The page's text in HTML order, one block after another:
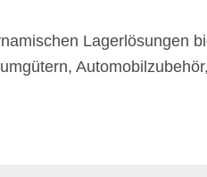
Lagerlösungen